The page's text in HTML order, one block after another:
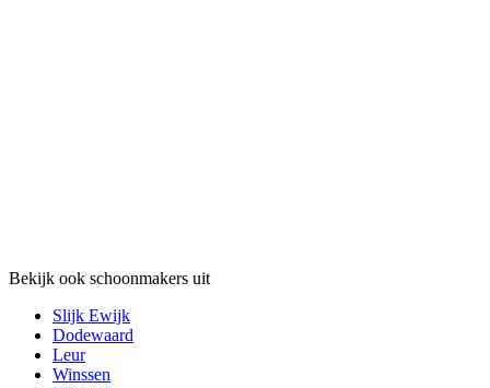
Bekijk ook schoonmakers uit
Slijk Ewijk
Dodewaard
Leur
Winssen